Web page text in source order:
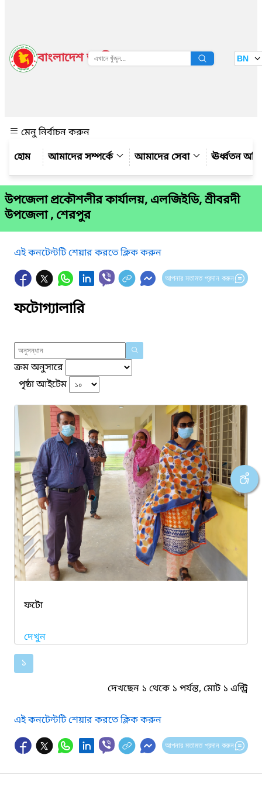
বাংলাদেশ জাতীয় তথ্য বাতায়ন BN
মেনু নির্বাচন করুন
আমাদের সম্পর্কে
আমাদের সেবা ঊর্ধ্বতন
উপজেলা প্রকৌশলীর কার্যালয়, এলজিইডি, শ্রীবরদী
উপজেলা , শেরপুর
এই কনটেন্টটি শেয়ার করতে ক্লিক করুন
আপনার মতামত প্রদান করুন
ফটোগ্যালারি
ক্রম অনুসারে
পৃষ্ঠা আইটেম
ফটো
দেখুন
১
দেখছেন ১ থেকে ১ পর্যন্ত, মোট ১ এন্ট্রি
এই কনটেন্টটি শেয়ার করতে ক্লিক করুন
আপনার মতামত প্রদান করুন